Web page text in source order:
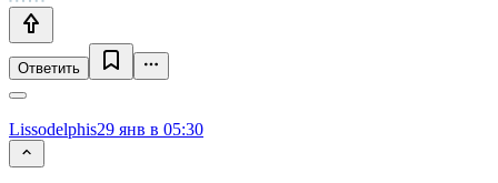
Ответить
Lissodelphis29 янв в 05:30